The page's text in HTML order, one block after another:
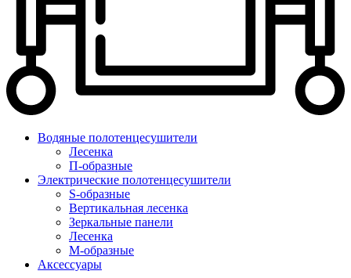
Водяные полотенцесушители
Лесенка
П-образные
Электрические полотенцесушители
S-образные
Вертикальная лесенка
Зеркальные панели
Лесенка
М-образные
Аксессуары